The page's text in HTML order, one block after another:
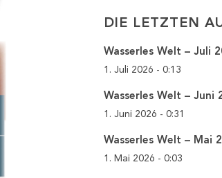
DIE LETZTEN
Wasserles Welt – Juli
1. Juli 2026 - 0:13
Wasserles Welt – Juni
1. Juni 2026 - 0:31
Wasserles Welt – Mai
1. Mai 2026 - 0:03